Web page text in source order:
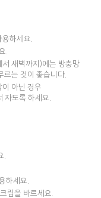
하세요.
.
새벽까지)에는 방충망
르는 것이 좋습니다.
아닌 경우
도록 하세요.
.
하세요.
림을 바르세요.